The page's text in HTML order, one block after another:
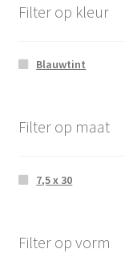
Filter op kleur
Blauwtint
Filter op maat
7,5 x 30
Filter op vorm